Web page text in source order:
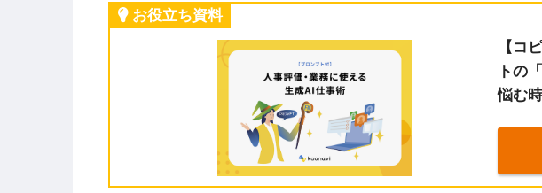
お役立ち資料
【コ
トの
悩む